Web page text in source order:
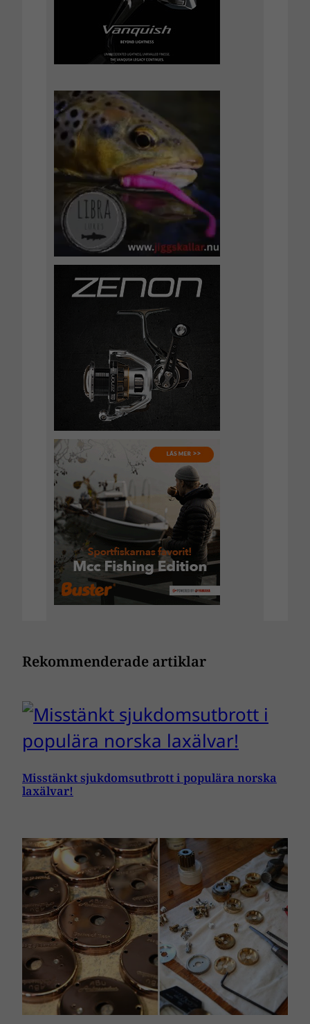
Rekommenderade artiklar
Misstänkt sjukdomsutbrott i populära norska
laxälvar!